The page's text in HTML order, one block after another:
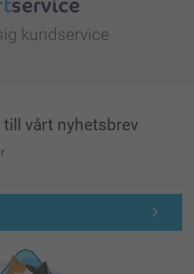
kundservice
till vårt nyhetsbrev